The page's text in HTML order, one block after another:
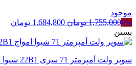
موجود
4%
1,755,000 تومان قیمت
1,755,000 تومان
1,684,800 تومان
بستن
سوپر ولت آمپرمتر 71 سری 22B1 شیوا امواج مدل VAB-6000A